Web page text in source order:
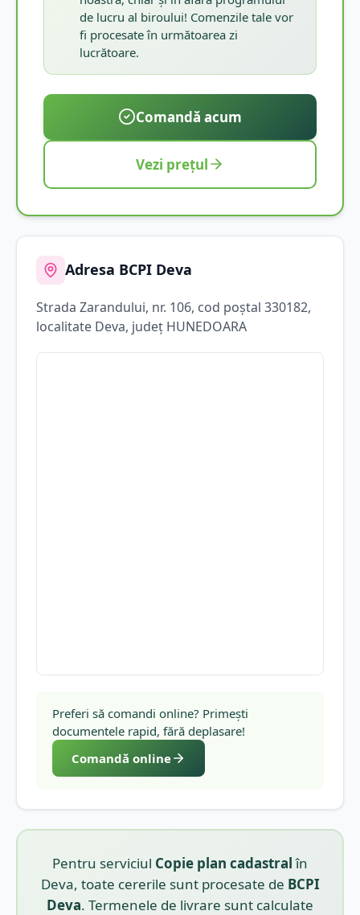
de lucru al biroului! Comenzile tale vor
fi procesate în următoarea zi
lucrătoare.
Comandă acum
Vezi prețul
Adresa BCPI Deva
Strada Zarandului, nr. 106, cod poștal 330182,
localitate Deva, județ HUNEDOARA
Preferi să comandi online? Primești
documentele rapid, fără deplasare!
Comandă online
Pentru serviciul Copie plan cadastralîn
Deva, toate cererile sunt procesate de BCPI
Deva. Termenele de livrare sunt calculate